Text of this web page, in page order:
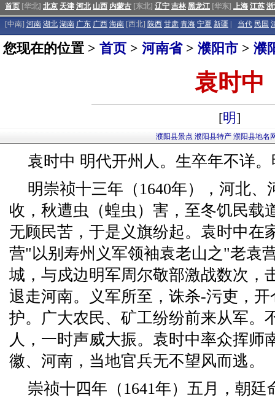
首页 [华北] 北京 天津 河北 山西 内蒙古 [东北] 辽宁 吉林 黑龙江 [华东] 上海 江苏
[中南] 河南 湖北 湖南 广东 广西 海南 [西北] 陕西 甘肃 青海 宁夏 新疆 当代 民国
您现在的位置 > 首页 > 河南省> 濮阳市 > 濮
袁时中
[明]
濮阳县景点 濮阳县特产 濮阳县地名
袁时中 明代开州人。生卒年不详
明崇祯十三年（1640年），河北
收，秋遭虫（蝗虫）害，至冬饥民载
无顾民苦，于是义旗纷起。袁时中在
营"以别寿州义军领袖袁老山之"老袁
城，与戍边明军周尔敬部激战数次，
退走河南。义军所至，诛杀-污吏，
护。广大农民、矿工纷纷前来从军。
人，一时声威大振。袁时中率众挥师
徽、河南，当地官兵无不望风而逃。
崇祯十四年（1641年）五月，朝